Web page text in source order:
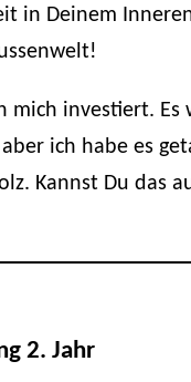
in Deinem
mich investiert. Es
ich habe es
Kannst Du das
2. Jahr